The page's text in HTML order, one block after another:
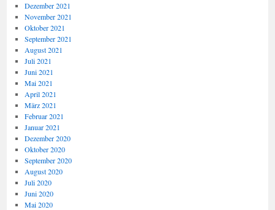
Dezember 2021
November 2021
Oktober 2021
September 2021
August 2021
Juli 2021
Juni 2021
Mai 2021
April 2021
März 2021
Februar 2021
Januar 2021
Dezember 2020
Oktober 2020
September 2020
August 2020
Juli 2020
Juni 2020
Mai 2020